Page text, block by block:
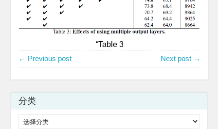
“Table 3
← Previous post
Next post →
分类
类